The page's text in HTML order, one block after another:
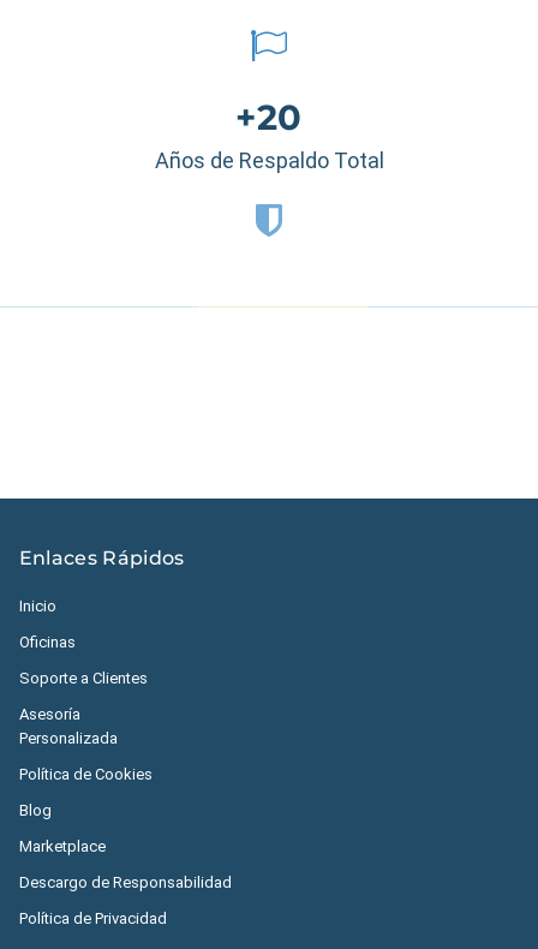
+20
Años de Respaldo Total
Enlaces Rápidos
Inicio
Oficinas
Soporte a Clientes
Asesoría
Personalizada
Política de Cookies
Blog
Marketplace
Descargo de Responsabilidad
Política de Privacidad